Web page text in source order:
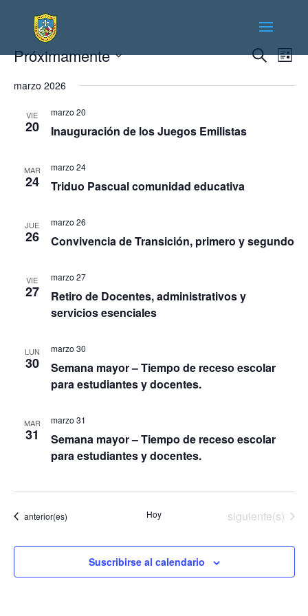
Buscar
de
Lista
Próximamente
fecha.
marzo 2026
VIE
20
marzo 20
Inauguración de los Juegos Emilistas
MAR
24
marzo 24
Triduo Pascual comunidad educativa
JUE
26
marzo 26
Convivencia de Transición, primero y segundo
VIE
27
marzo 27
Retiro de Docentes, administrativos y
servicios esenciales
LUN
30
marzo 30
Semana mayor – Tiempo de receso escolar
para estudiantes y docentes.
MAR
31
marzo 31
Semana mayor – Tiempo de receso escolar
para estudiantes y docentes.
Eventos
anterior(es) Hoy Eventos
siguiente(s)
Suscribirse al calendario